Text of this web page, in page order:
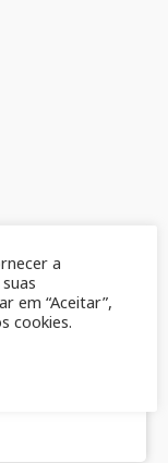
a
em “Aceitar”,
cookies.